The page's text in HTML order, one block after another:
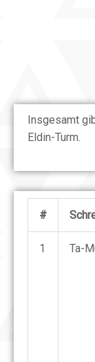
Insgesamt
Eldin-Turm.
#
1 Ta-